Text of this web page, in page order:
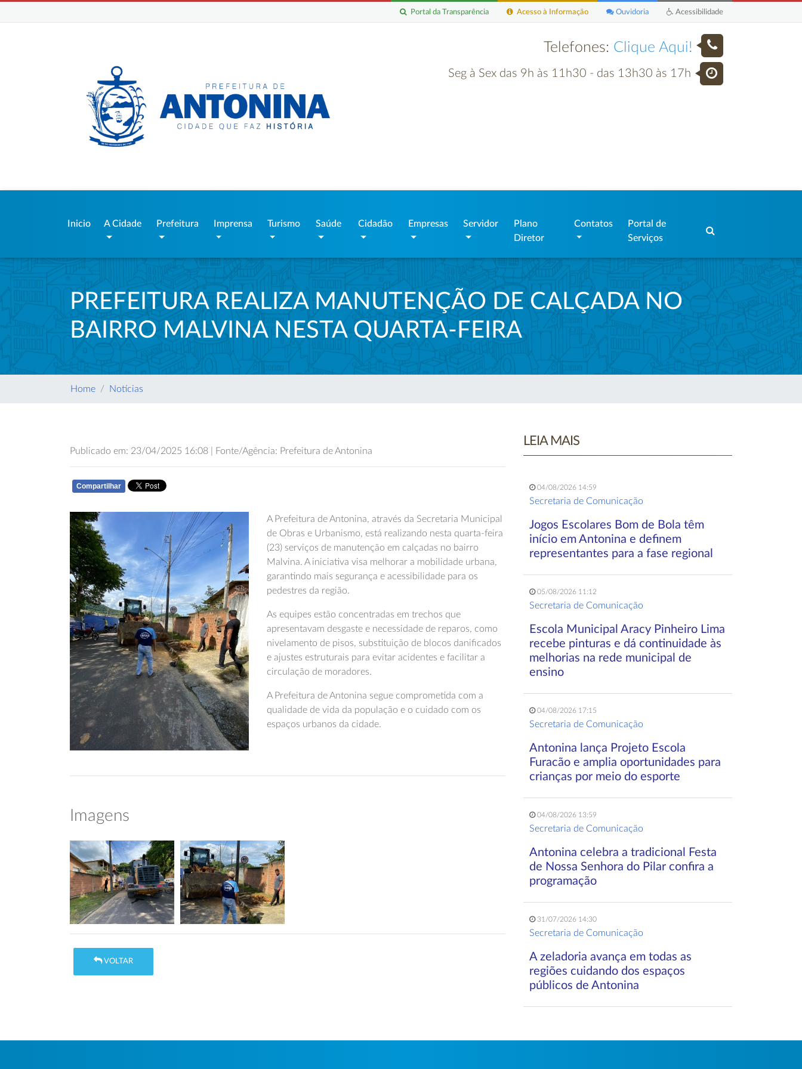
Acessibilidade
Ouvidoria
Acesso à Informação
Portal da Transparência
Telefones: Clique Aqui!
Seg à Sex das 9h às 11h30 - das 13h30 às 17h
Inicio A Cidade Prefeitura Imprensa Turismo Saúde Cidadão Empresas Servidor
Plano
Diretor
Contatos
Portal de
Serviços
PREFEITURA REALIZA MANUTENÇÃO DE CALÇADA NO
BAIRRO MALVINA NESTA QUARTA-FEIRA
Home Notícias
Publicado em: 23/04/2025 16:08 | Fonte/Agência: Prefeitura de Antonina
Compartilhar
A Prefeitura de Antonina, através da Secretaria Municipal
de Obras e Urbanismo, está realizando nesta quarta-feira
(23) serviços de manutenção em calçadas no bairro
Malvina. A iniciativa visa melhorar a mobilidade urbana,
garantindo mais segurança e acessibilidade para os
pedestres da região.
As equipes estão concentradas em trechos que
apresentavam desgaste e necessidade de reparos, como
nivelamento de pisos, substituição de blocos danificados
e ajustes estruturais para evitar acidentes e facilitar a
circulação de moradores.
A Prefeitura de Antonina segue comprometida com a
qualidade de vida da população e o cuidado com os
espaços urbanos da cidade.
Imagens
VOLTAR
LEIA MAIS
04/08/2026 14:59
Secretaria de Comunicação
Jogos Escolares Bom de Bola têm
início em Antonina e definem
representantes para a fase regional
05/08/2026 11:12
Secretaria de Comunicação
Escola Municipal Aracy Pinheiro Lima
recebe pinturas e dá continuidade às
melhorias na rede municipal de
ensino
04/08/2026 17:15
Secretaria de Comunicação
Antonina lança Projeto Escola
Furacão e amplia oportunidades para
crianças por meio do esporte
04/08/2026 13:59
Secretaria de Comunicação
Antonina celebra a tradicional Festa
de Nossa Senhora do Pilar confira a
programação
31/07/2026 14:30
Secretaria de Comunicação
A zeladoria avança em todas as
regiões cuidando dos espaços
públicos de Antonina